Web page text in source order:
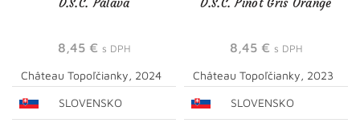
8,45 € s DPH
Château Topoľčianky, 2024
SLOVENSKO
8,45 € s DPH
Château Topoľčianky, 2023
SLOVENSKO